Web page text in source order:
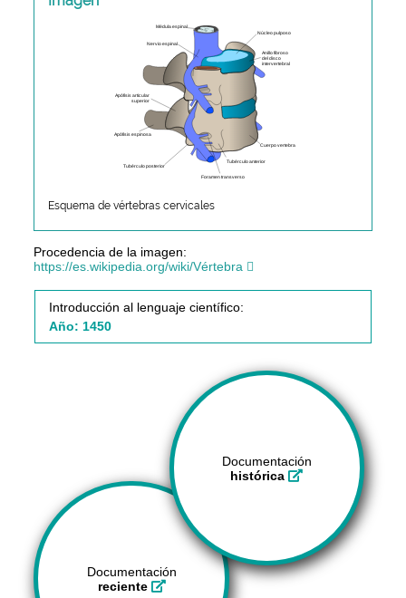
Esquema de vértebras cervicales
Procedencia de la imagen:
https://es.wikipedia.org/wiki/Vértebra
Introducción al lenguaje científico:
Año: 1450
Documentación
histórica
Documentación
reciente